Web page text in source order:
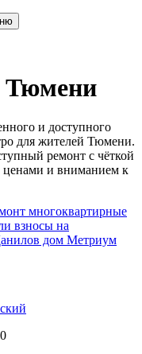
Тюмени
и доступного
для жителей Тюмени.
ремонт с чёткой
ценами и вниманием к
многоквартирные
взносы на
дом Метриум
0